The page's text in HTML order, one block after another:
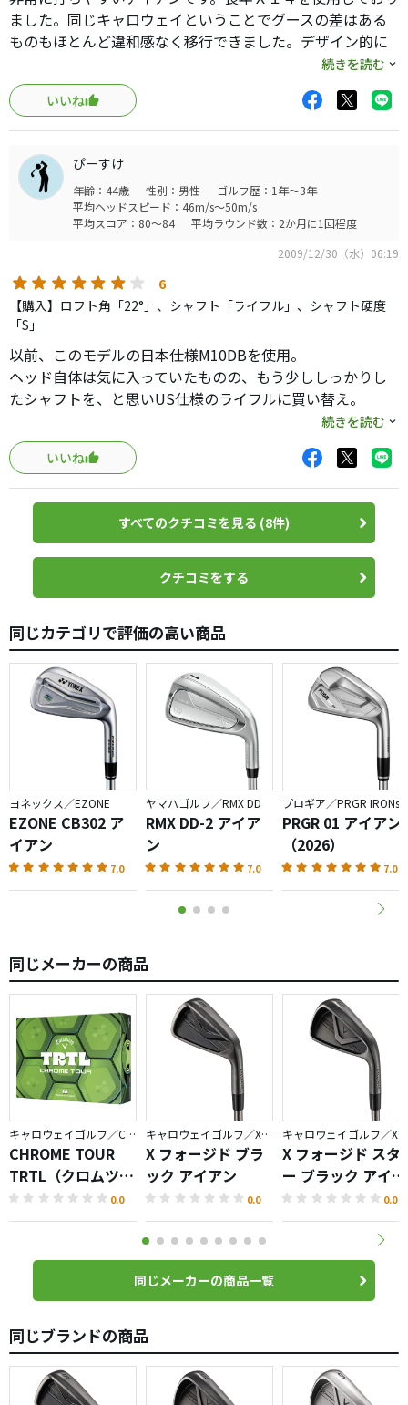
ました。同じキャロウェイということでグースの差はある
ものもほとんど違和感なく移行できました。デザイン的に
このアイアンに変えて以来、ハンデは上がりシングル入り
しました。
続きを読む
いいね
ぴーすけ
年齢：44歳 性別：男性
ゴルフ歴：1年～3年
平均ヘッドスピード：46m/s～50m/s
平均スコア：80～84
平均ラウンド数：2か月に1回程度
2009/12/30（水）06:19
6
【購入】ロフト角「22°」、シャフト「ライフル」、シャフト硬度
「S」
以前、このモデルの日本仕様M10DBを使用。
ヘッド自体は気に入っていたものの、もう少ししっかりし
たシャフトを、と思いUS仕様のライフルに買い替え。
結果、正解だった。
まず、ロフト設定がUS仕様の方が良い。
日本仕様はストロングすぎて、
長い番手はロフトが詰まり、短い番手がスカスカ。
さらに、工房にて測定したところ、
プロジェクトXフライテッドも良いです。
ただ、6.0は結構硬いです。
DGのX100を使っているプロが、「俺のより硬い」と言って
体に衝撃がモロに来ます。手や肘を故障しないか少々心配
です。
でも、球は上がります。
しっかりしたシャフトにやさしいヘッド。
続きを読む
いいね
すべてのクチコミを見る (8件)
クチコミをする
同じカテゴリで評価の高い商品
ヨネックス／EZONE
EZONE CB302 ア
イアン
7.0
ヤマハゴルフ／RMX DD
RMX DD-2 アイア
ン
7.0
プロギア／PRGR IRONs
PRGR 01 アイアン
（2026）
7.0
同じメーカーの商品
キャロウェイゴルフ／CHROME
CHROME TOUR
TRTL（クロムツア
ータートル）ボー
ル
0.0
キャロウェイゴルフ／X FORGED
X フォージド ブラ
ック アイアン
0.0
X フォージド スタ
ー ブラック アイア
ン
0.0
同じメーカーの商品一覧
同じブランドの商品